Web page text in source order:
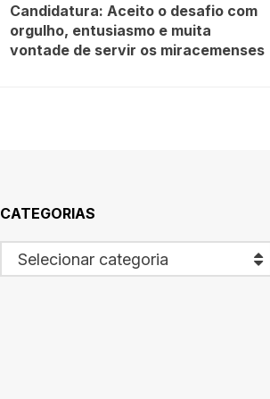
Candidatura: Aceito o desafio com
orgulho, entusiasmo e muita
vontade de servir os miracemenses
CATEGORIAS
Selecionar categoria